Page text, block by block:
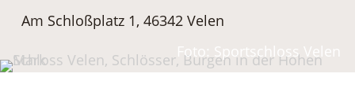
Am Schloßplatz 1, 46342 Velen
Foto: Sportschloss Velen